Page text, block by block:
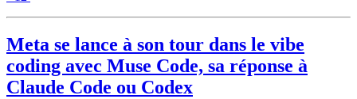
Meta se lance à son tour dans le vibe
coding avec Muse Code, sa réponse à
Claude Code ou Codex